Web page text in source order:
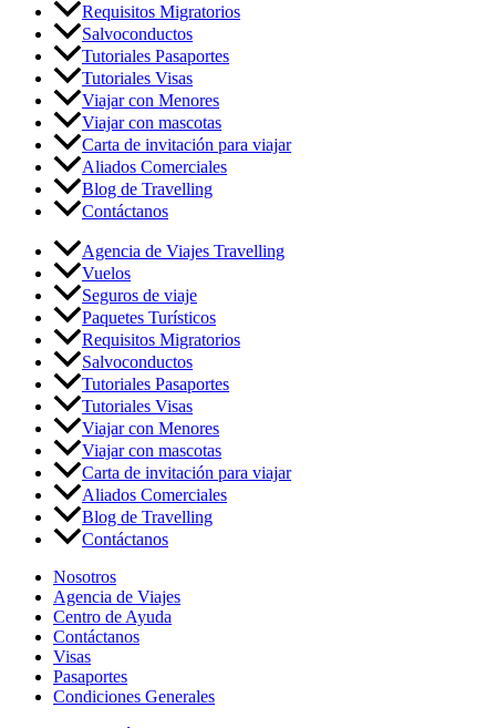
Requisitos Migratorios
Salvoconductos
Tutoriales Pasaportes
Tutoriales Visas
Viajar con Menores
Viajar con mascotas
Carta de invitación para viajar
Aliados Comerciales
Blog de Travelling
Contáctanos
Agencia de Viajes Travelling
Vuelos
Seguros de viaje
Paquetes Turísticos
Requisitos Migratorios
Salvoconductos
Tutoriales Pasaportes
Tutoriales Visas
Viajar con Menores
Viajar con mascotas
Carta de invitación para viajar
Aliados Comerciales
Blog de Travelling
Contáctanos
Nosotros
Agencia de Viajes
Centro de Ayuda
Contáctanos
Visas
Pasaportes
Condiciones Generales